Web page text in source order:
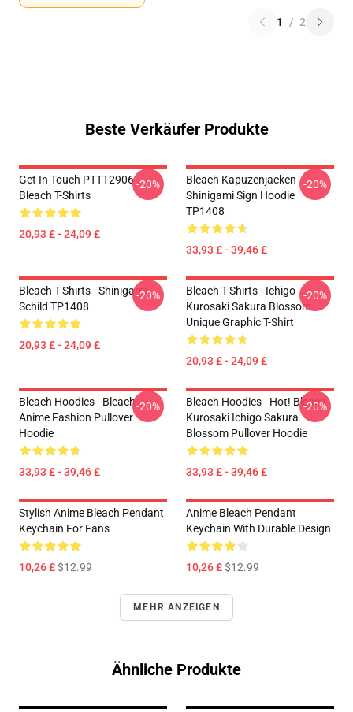
1 / 2
Beste Verkäufer Produkte
Get In Touch PTTT2906
Bleach T-Shirts
20,93 £ - 24,09 £
-20%
Bleach Kapuzenjacken -
Shinigami Sign Hoodie
TP1408
33,93 £ - 39,46 £
-20%
Bleach T-Shirts - Shinigami
Schild TP1408
20,93 £ - 24,09 £
-20%
Bleach T-Shirts - Ichigo
Kurosaki Sakura Blossom
Unique Graphic T-Shirt
20,93 £ - 24,09 £
-20%
Bleach Hoodies - Bleach
Anime Fashion Pullover
Hoodie
33,93 £ - 39,46 £
-20%
Bleach Hoodies - Hot! Bleach
Kurosaki Ichigo Sakura
Blossom Pullover Hoodie
33,93 £ - 39,46 £
-20%
Stylish Anime Bleach Pendant
Keychain For Fans
10,26 £$12.99
Anime Bleach Pendant
Keychain With Durable Design
10,26 £$12.99
MEHR ANZEIGEN
Ähnliche Produkte